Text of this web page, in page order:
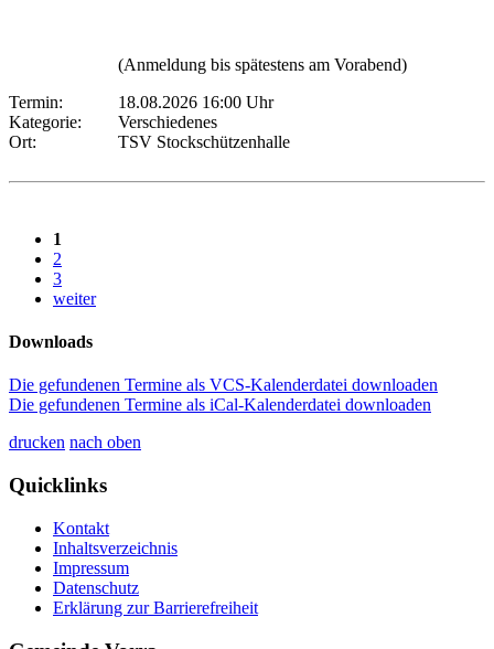
(Anmeldung bis spätestens am Vorabend)
Termin:
18.08.2026 16:00 Uhr
Kategorie:
Verschiedenes
Ort:
TSV Stockschützenhalle
1
2
3
weiter
Downloads
Die gefundenen Termine als VCS-Kalenderdatei downloaden
Die gefundenen Termine als iCal-Kalenderdatei downloaden
drucken nach oben
Quicklinks
Kontakt
Inhaltsverzeichnis
Impressum
Datenschutz
Erklärung zur Barrierefreiheit